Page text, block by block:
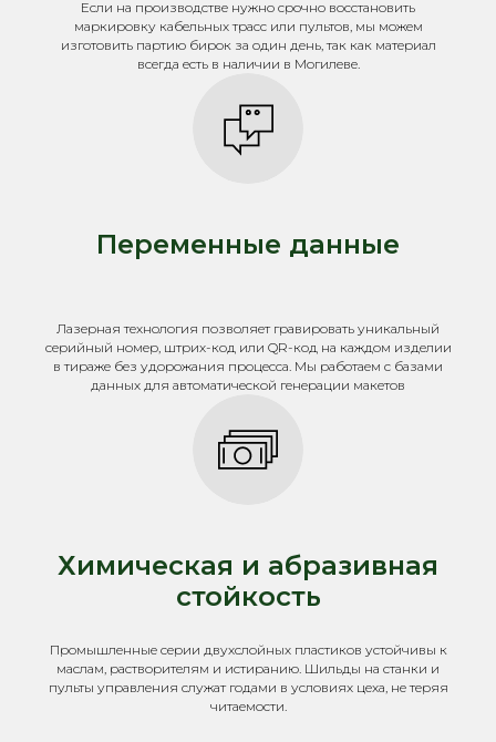
Если на производстве нужно срочно восстановить
маркировку кабельных трасс или пультов, мы можем
изготовить партию бирок за один день, так как материал
всегда есть в наличии в Могилеве.
Переменные данные
Лазерная технология позволяет гравировать уникальный
серийный номер, штрих-код или QR-код на каждом изделии
в тираже без удорожания процесса. Мы работаем с базами
данных для автоматической генерации макетов
Химическая и абразивная
стойкость
Промышленные серии двухслойных пластиков устойчивы к
маслам, растворителям и истиранию. Шильды на станки и
пульты управления служат годами в условиях цеха, не теряя
читаемости.